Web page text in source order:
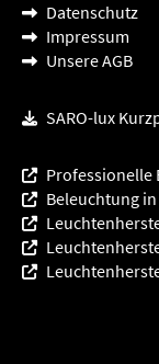
Datenschutz
Impressum
Unsere AGB
SARO-lux
Professionelle
Beleuchtung